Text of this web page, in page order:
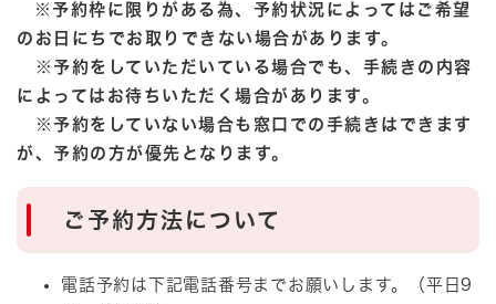
※予約枠に限りがある為、予約状況によってはご希望
のお日にちでお取りできない場合があります。
※予約をしていただいている場合でも、手続きの内容
によってはお待ちいただく場合があります。
※予約をしていない場合も窓口での手続きはできます
が、予約の方が優先となります。
ご予約方法について
電話予約は下記電話番号までお願いします。（平日9